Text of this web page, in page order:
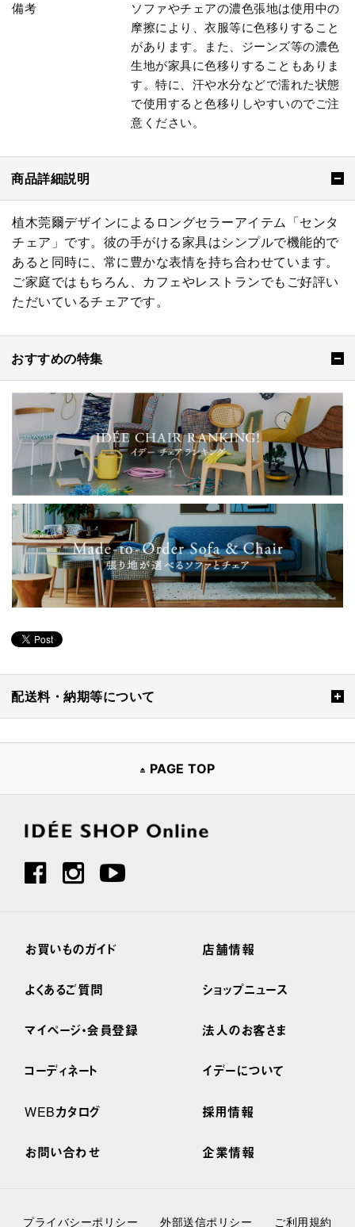
備考
ソファやチェアの濃色張地は使用中の
摩擦により、衣服等に色移りすること
があります。また、ジーンズ等の濃色
生地が家具に色移りすることもありま
す。特に、汗や水分などで濡れた状態
で使用すると色移りしやすいのでご注
意ください。
商品詳細説明
植木莞爾デザインによるロングセラーアイテム「センタ
チェア」です。彼の手がける家具はシンプルで機能的で
あると同時に、常に豊かな表情を持ち合わせています。
ご家庭ではもちろん、カフェやレストランでもご好評い
ただいているチェアです。
おすすめの特集
配送料・納期等について
PAGE TOP
お買いものガイド
よくあるご質問
マイページ・会員登録
コーディネート
WEBカタログ
お問い合わせ
店舗情報
ショップニュース
法人のお客さま
イデーについて
採用情報
企業情報
プライバシーポリシー 外部送信ポリシー ご利用規約